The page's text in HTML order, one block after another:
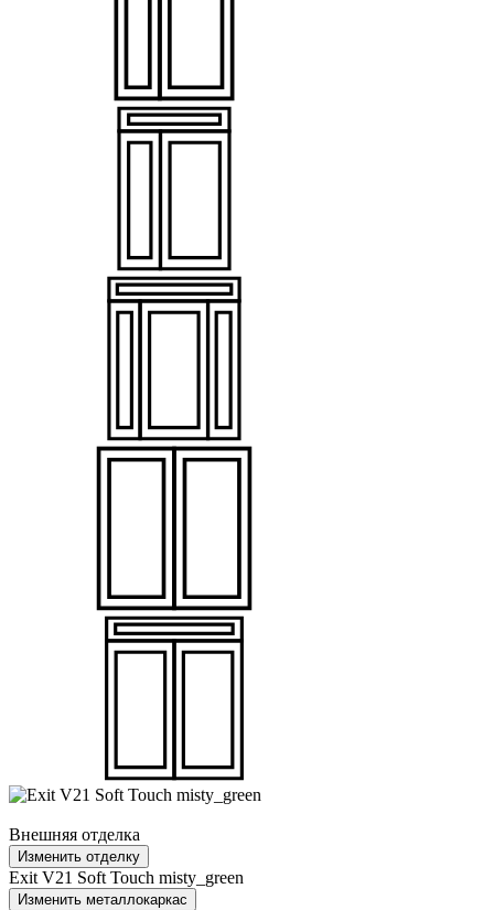
Внешняя отделка
Изменить отделку
Exit V21 Soft Touch misty_green
Изменить металлокаркас